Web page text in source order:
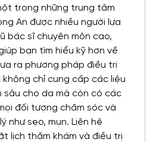
trong những trung tâm
An được nhiều người lựa
bác sĩ chuyên môn cao,
bạn tìm hiểu kỹ hơn về
ra phương pháp điều trị
chỉ cung cấp các liệu
sâu cho da mà còn có các
đối tượng chăm sóc và
như sẹo, mụn. Liên hệ
lịch thăm khám và điều trị